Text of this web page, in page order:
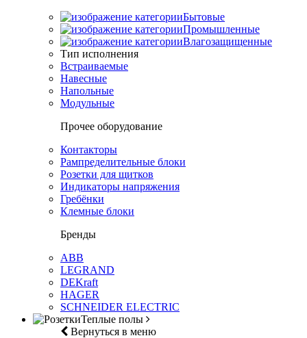
Бытовые
Промышленные
Влагозащищенные
Тип исполнения
Встраиваемые
Навесные
Напольные
Модульные
Прочее оборудование
Контакторы
Рампределительные блоки
Розетки для щитков
Индикаторы напряжения
Гребёнки
Клемные блоки
Бренды
ABB
LEGRAND
DEKraft
HAGER
SCHNEIDER ELECTRIC
Теплые полы
Вернуться в меню